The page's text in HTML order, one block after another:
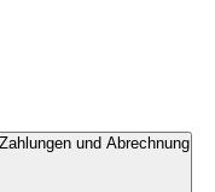
Zahlungen und Abrechnung